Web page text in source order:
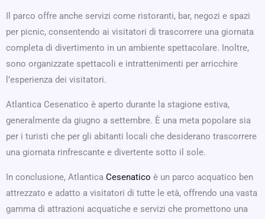
Il parco offre anche servizi come ristoranti, bar, negozi e spazi
per picnic, consentendo ai visitatori di trascorrere una giornata
completa di divertimento in un ambiente spettacolare. Inoltre,
sono organizzate spettacoli e intrattenimenti per arricchire
l’esperienza dei visitatori.
Atlantica Cesenatico è aperto durante la stagione estiva,
generalmente da giugno a settembre. È una meta popolare sia
per i turisti che per gli abitanti locali che desiderano trascorrere
una giornata rinfrescante e divertente sotto il sole.
In conclusione, Atlantica Cesenatico è un parco acquatico ben
attrezzato e adatto a visitatori di tutte le età, offrendo una vasta
gamma di attrazioni acquatiche e servizi che promettono una